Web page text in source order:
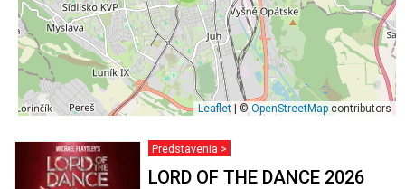
Leaflet | © OpenStreetMap contributors
Predstavenia >
LORD OF THE DANCE 2026